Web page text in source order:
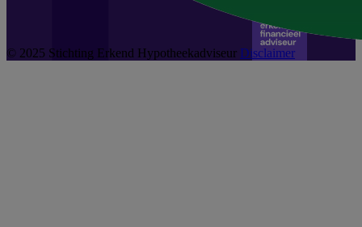
© 2025 Stichting Erkend Hypotheekadviseur Disclaimer